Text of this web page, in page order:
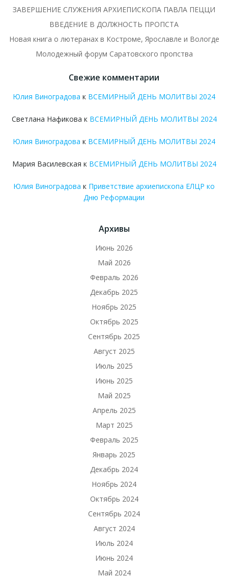
ЗАВЕРШЕНИЕ СЛУЖЕНИЯ АРХИЕПИСКОПА ПАВЛА ПЕЦЦИ
ВВЕДЕНИЕ В ДОЛЖНОСТЬ ПРОПСТА
Новая книга о лютеранах в Костроме, Ярославле и Вологде
Молодежный форум Саратовского пропства
Свежие комментарии
Юлия Виноградова к ВСЕМИРНЫЙ ДЕНЬ МОЛИТВЫ 2024
Светлана Нафикова к ВСЕМИРНЫЙ ДЕНЬ МОЛИТВЫ 2024
Юлия Виноградова к ВСЕМИРНЫЙ ДЕНЬ МОЛИТВЫ 2024
Мария Василевская к ВСЕМИРНЫЙ ДЕНЬ МОЛИТВЫ 2024
Юлия Виноградова к Приветствие архиепископа ЕЛЦР ко
Дню Реформации
Архивы
Июнь 2026
Май 2026
Февраль 2026
Декабрь 2025
Ноябрь 2025
Октябрь 2025
Сентябрь 2025
Август 2025
Июль 2025
Июнь 2025
Май 2025
Апрель 2025
Март 2025
Февраль 2025
Январь 2025
Декабрь 2024
Ноябрь 2024
Октябрь 2024
Сентябрь 2024
Август 2024
Июль 2024
Июнь 2024
Май 2024